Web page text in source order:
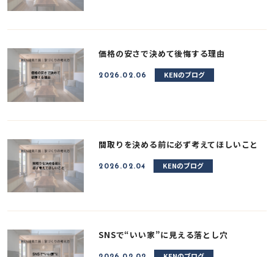
価格の安さで決めて後悔する理由
2026.02.06 KENのブログ
間取りを決める前に必ず考えてほしいこと
2026.02.04 KENのブログ
SNSで“いい家”に見える落とし穴